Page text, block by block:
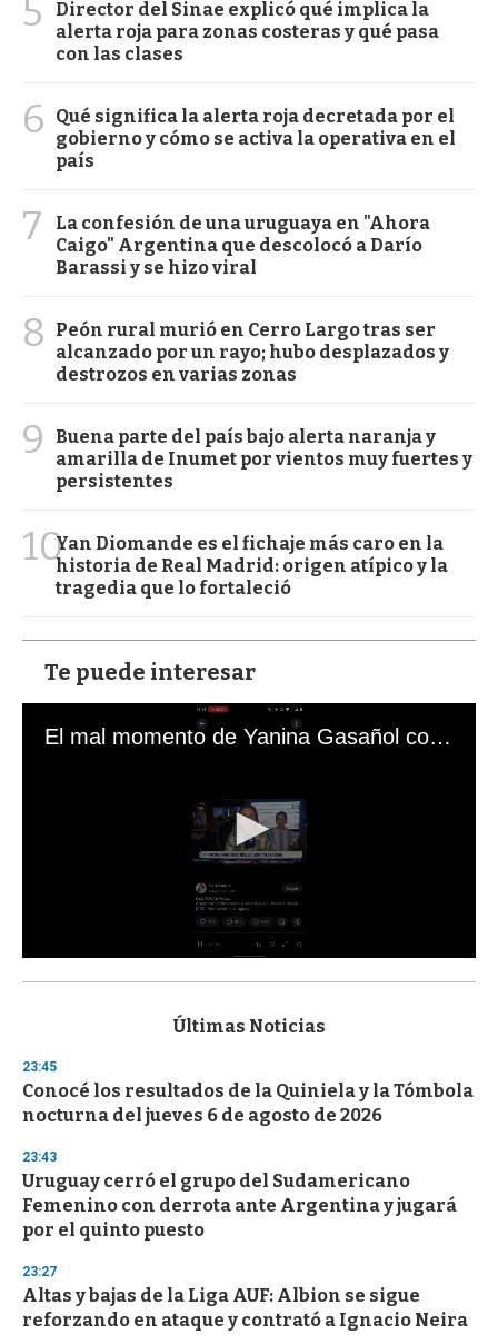
5
Director del Sinae explicó qué implica la
alerta roja para zonas costeras y qué pasa
con las clases
6
Qué significa la alerta roja decretada por el
gobierno y cómo se activa la operativa en el
país
7
La confesión de una uruguaya en "Ahora
Caigo" Argentina que descolocó a Darío
Barassi y se hizo viral
8
Peón rural murió en Cerro Largo tras ser
alcanzado por un rayo; hubo desplazados y
destrozos en varias zonas
9
Buena parte del país bajo alerta naranja y
amarilla de Inumet por vientos muy fuertes y
persistentes
10Yan Diomande es el fichaje más caro en la
historia de Real Madrid: origen atípico y la
tragedia que lo fortaleció
Te puede interesar
El mal momento de Yanina Gasañol con un hincha argentino en "Subrayado"
s
d
s
o
f
3
s
e
c
o
d
s
Últimas Noticias
23:45
Conocé los resultados de la Quiniela y la Tómbola
nocturna del jueves 6 de agosto de 2026
23:43
Uruguay cerró el grupo del Sudamericano
Femenino con derrota ante Argentina y jugará
por el quinto puesto
23:27
Altas y bajas de la Liga AUF: Albion se sigue
reforzando en ataque y contrató a Ignacio Neira